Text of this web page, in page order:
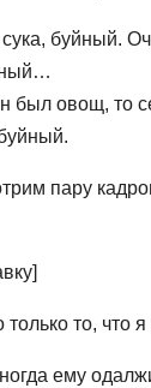
буйный.
был овощ, то
пару
то, что я
ему